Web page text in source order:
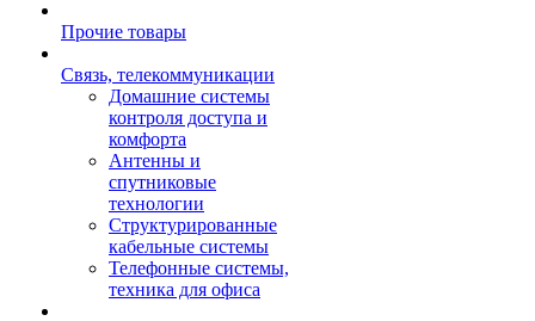
Прочие товары
Связь, телекоммуникации
Домашние системы
контроля доступа и
комфорта
Антенны и
спутниковые
технологии
Структурированные
кабельные системы
Телефонные системы,
техника для офиса